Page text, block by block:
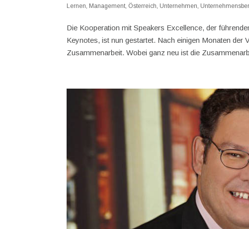
Lernen Management Österreich Unternehmen
Die Kooperation mit Speakers Excellence, der
Keynotes, ist nun gestartet. Nach einigen Monaten der
Zusammenarbeit. Wobei ganz neu ist die